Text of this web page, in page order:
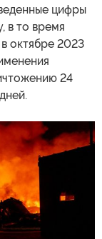
цифры
в то время
октябре 2023
24